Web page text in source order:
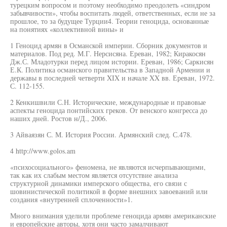
турецким вопросом и поэтому необходимо преодолеть «синдром
забывчивости», чтобы воспитать людей, ответственных, если не за
прошлое, то за будущее Турции4. Теории геноцида, основанные
на понятиях «коллективной вины» и
1 Геноцид армян в Османской империи. Сборник документов и
материалов. Под ред. М.Г. Нерсисяна. Ереван, 1982; Киракосян
Дж.С. Младотурки перед лицом истории. Ереван, 1986; Саркисян
Е.К. Политика османского правительства в Западной Армении и
державы в последней четверти XIX и начале XX вв. Ереван, 1972.
С. 112-155.
2 Кенкишвили С.Н. Исторические, международные и правовые
аспекты геноцида понтийских греков. От венского конгресса до
наших дней. Ростов н/Д., 2006.
3 Айваязян С. М. История России. Армянский след. С.478.
4 http://www.golos.am
«психосоциального» феномена, не являются исчерпывающими,
так как их слабым местом является отсутствие анализа
структурной динамики имперского общества, его связи с
шовинистической политикой в форме внешних завоеваний или
создания «внутренней сплоченности»1.
Много внимания уделили проблеме геноцида армян американские
и европейские авторы, хотя они часто замалчивают